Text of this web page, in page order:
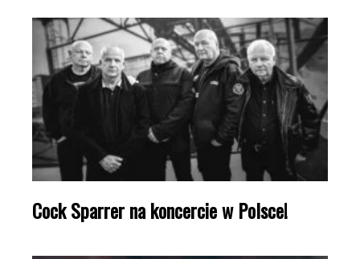
Cock Sparrer na koncercie w Polsce!